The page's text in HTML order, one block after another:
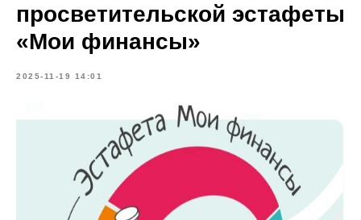
просветительской эстафеты
«Мои финансы»
2025-11-19 14:01